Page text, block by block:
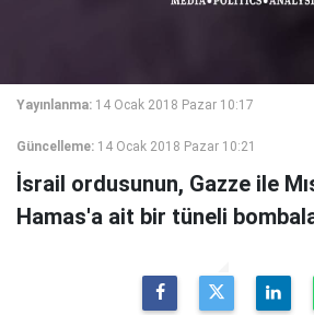
Yayınlanma: 14 Ocak 2018 Pazar 10:17
Güncelleme: 14 Ocak 2018 Pazar 10:21
İsrail ordusunun, Gazze ile
Hamas'a ait bir tüneli